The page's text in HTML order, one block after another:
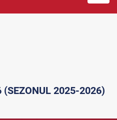
2025-2026)